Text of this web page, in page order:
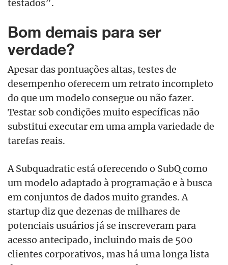
Bom demais para ser
verdade?
Apesar das pontuações altas, testes de
desempenho oferecem um retrato incompleto
do que um modelo consegue ou não fazer.
Testar sob condições muito específicas não
substitui executar em uma ampla variedade de
tarefas reais.
A Subquadratic está oferecendo o SubQ como
um modelo adaptado à programação e à busca
em conjuntos de dados muito grandes. A
startup diz que dezenas de milhares de
potenciais usuários já se inscreveram para
acesso antecipado, incluindo mais de 500
clientes corporativos, mas há uma longa lista